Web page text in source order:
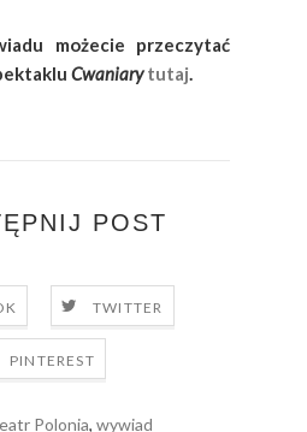
możecie przeczytać
Cwaniary tutaj.
POST
TWITTER
PINTEREST
Polonia, wywiad